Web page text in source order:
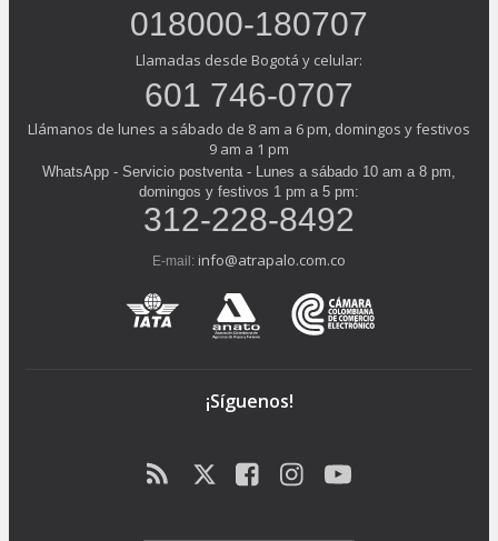
018000-180707
Llamadas desde Bogotá y celular:
601 746-0707
Llámanos de lunes a sábado de 8 am a 6 pm, domingos y festivos
9 am a 1 pm
WhatsApp - Servicio postventa - Lunes a sábado 10 am a 8 pm,
domingos y festivos 1 pm a 5 pm:
312-228-8492
E-mail: info@atrapalo.com.co
¡Síguenos!